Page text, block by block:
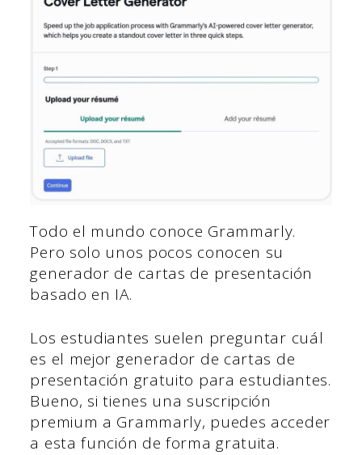
Todo el mundo conoce Grammarly.
Pero solo unos pocos conocen su
generador de cartas de presentación
basado en IA.
Los estudiantes suelen preguntar cuál
es el mejor generador de cartas de
presentación gratuito para estudiantes.
Bueno, si tienes una suscripción
premium a Grammarly, puedes acceder
a esta función de forma gratuita.